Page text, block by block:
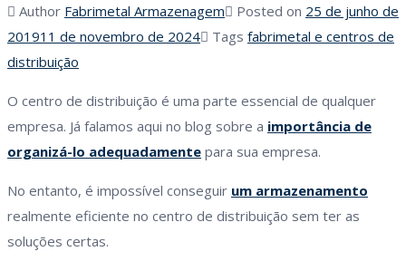
Author Fabrimetal Armazenagem Posted on 25 de junho de
201911 de novembro de 2024 Tags fabrimetal e centros de
distribuição
O centro de distribuição é uma parte essencial de qualquer
empresa. Já falamos aqui no blog sobre a importância de
organizá-lo adequadamente para sua empresa.
No entanto, é impossível conseguir um armazenamento
realmente eficiente no centro de distribuição sem ter as
soluções certas.